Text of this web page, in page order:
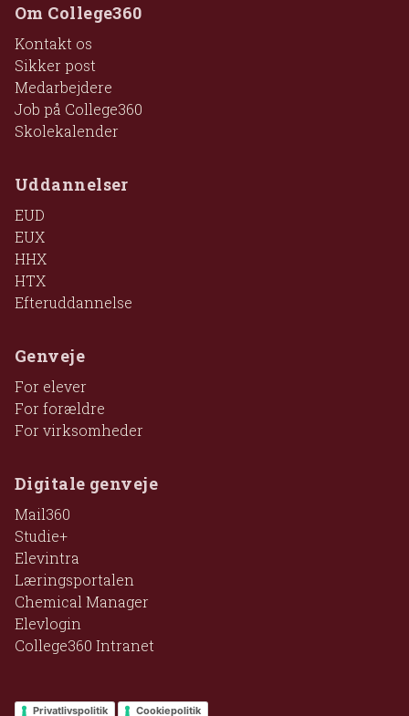
Om College360
Kontakt os
Sikker post
Medarbejdere
Job på College360
Skolekalender
Uddannelser
EUD
EUX
HHX
HTX
Efteruddannelse
Genveje
For elever
For forældre
For virksomheder
Digitale genveje
Mail360
Studie+
Elevintra
Læringsportalen
Chemical Manager
Elevlogin
College360 Intranet
Privatlivspolitik Cookiepolitik